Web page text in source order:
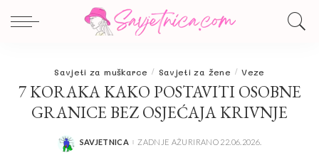
Savjeti za muškarce Savjeti za žene Veze
7 KORAKA KAKO POSTAVITI OSOBNE
GRANICE BEZ OSJEĆAJA KRIVNJE
POSTED
SAVJETNICA ZADNJE AŽURIRANO 22.06.2026.